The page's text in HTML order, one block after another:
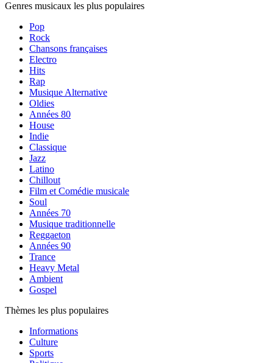
Genres musicaux les plus populaires
Pop
Rock
Chansons françaises
Electro
Hits
Rap
Musique Alternative
Oldies
Années 80
House
Indie
Classique
Jazz
Latino
Chillout
Film et Comédie musicale
Soul
Années 70
Musique traditionnelle
Reggaeton
Années 90
Trance
Heavy Metal
Ambient
Gospel
Thèmes les plus populaires
Informations
Culture
Sports